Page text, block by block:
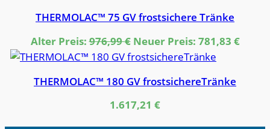
THERMOLAC™ 75 GV frostsichere Tränke
Alter Preis:976,99€ Ursprünglicher
Preis
976,99 €
Neuer Preis: 781,83 €
THERMOLAC™ 180 GV frostsichereTränke
1.617,21 €